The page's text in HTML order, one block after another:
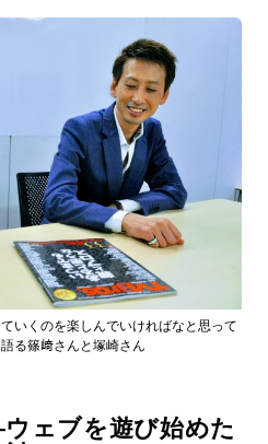
いくのを楽しんでいければなと思って
る篠﨑さんと塚崎さん
ェブを遊び始めた